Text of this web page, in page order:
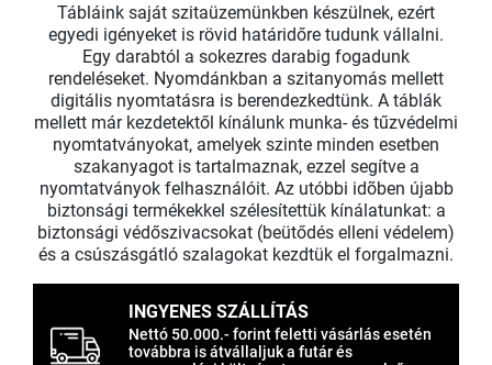
Tábláink saját szitaüzemünkben készülnek, ezért
egyedi igényeket is rövid határidőre tudunk vállalni.
Egy darabtól a sokezres darabig fogadunk
rendeléseket. Nyomdánkban a szitanyomás mellett
digitális nyomtatásra is berendezkedtünk. A táblák
mellett már kezdetektől kínálunk munka- és tűzvédelmi
nyomtatványokat, amelyek szinte minden esetben
szakanyagot is tartalmaznak, ezzel segítve a
nyomtatványok felhasználóit. Az utóbbi idõben újabb
biztonsági termékekkel szélesítettük kínálatunkat: a
biztonsági védőszivacsokat (beütődés elleni védelem)
és a csúszásgátló szalagokat kezdtük el forgalmazni.
INGYENES SZÁLLÍTÁS
Nettó 50.000.- forint feletti vásárlás esetén
továbbra is átvállaljuk a futár és